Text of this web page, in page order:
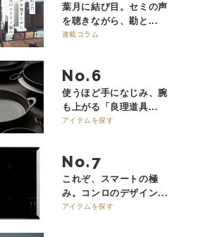
葉月に結び目。セミの声
を聴きながら、勘と...
連載コラム
No.
使うほど手になじみ、腕
も上がる「良理道具...
アイテムを探す
No.
これぞ、スマートの極
み。コンロのデザイン...
アイテムを探す